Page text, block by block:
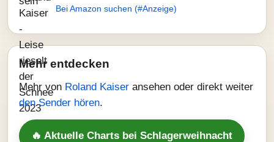
Bei Amazon suchen (#Anzeige)
Mehr entdecken
Mehr von Roland Kaiser ansehen oder direkt weiter
den Sender hören.
🔥 Aktuelle Charts bei Schlagerweihnacht